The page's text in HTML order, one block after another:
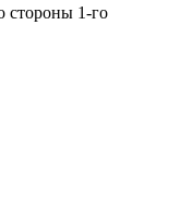
стороны 1-го